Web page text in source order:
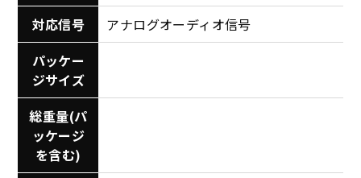
対応信号
アナログオーディオ信号
パッケー
ジサイズ
総重量(パ
ッケージ
を含む)